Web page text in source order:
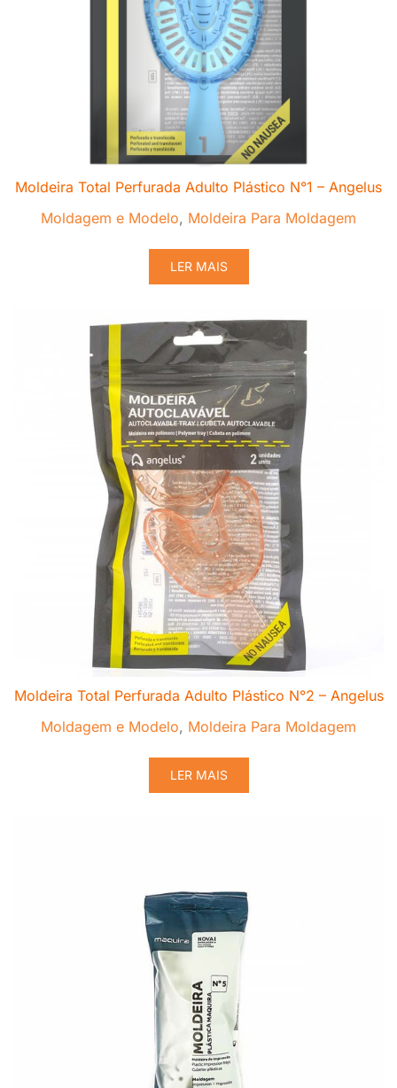
Moldeira Total Perfurada Adulto Plástico N°1 – Angelus
Moldagem e Modelo, Moldeira Para Moldagem
LER MAIS
Moldeira Total Perfurada Adulto Plástico N°2 – Angelus
Moldagem e Modelo, Moldeira Para Moldagem
LER MAIS